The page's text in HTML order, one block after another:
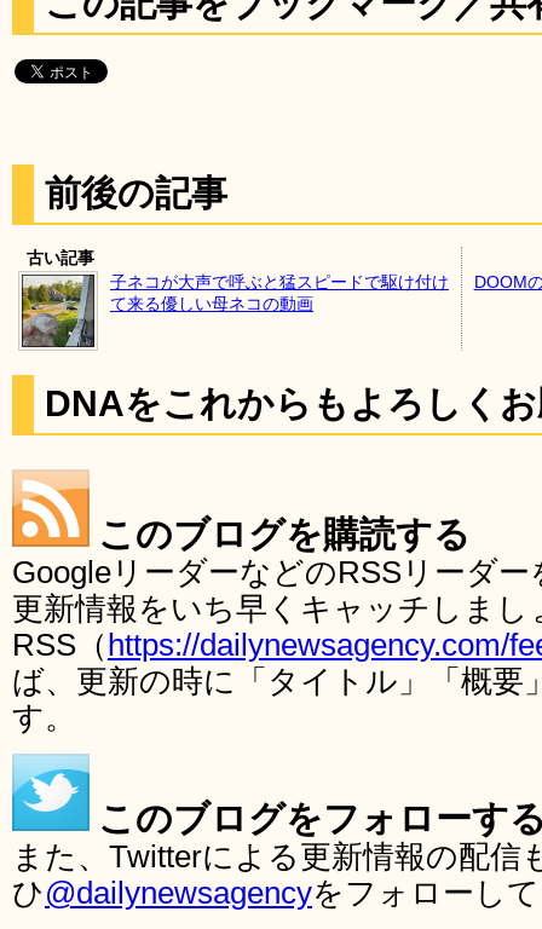
前後の記事
古い記事
子ネコが大声で呼ぶと猛スピードで駆け付け
て来る優しい母ネコの動画
DOOM
DNAをこれからもよろしく
このブログを購読する
GoogleリーダーなどのRSSリーダ
更新情報をいち早くキャッチしま
RSS（ https://dailynewsagency.com/
ば、更新の時に「タイトル」「概要
す。
このブログをフォローす
また、Twitterによる更新情報の配
ひ@dailynewsagencyをフォローし